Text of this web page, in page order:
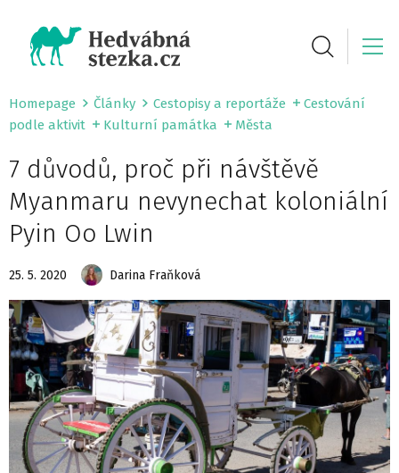
Homepage Články Cestopisy a reportáže
Cestování
podle aktivit
Kulturní památka Města
7 důvodů, proč při návštěvě
Myanmaru nevynechat koloniální
Pyin Oo Lwin
25. 5. 2020 Darina Fraňková